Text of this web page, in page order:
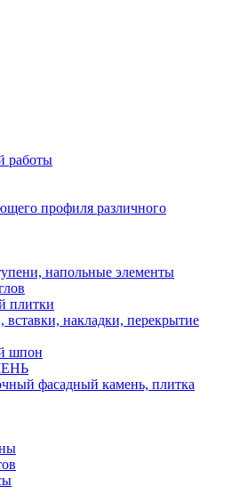
работы
профиля различного
напольные элементы
плитки
накладки, перекрытие
шпон
фасадный камень, плитка